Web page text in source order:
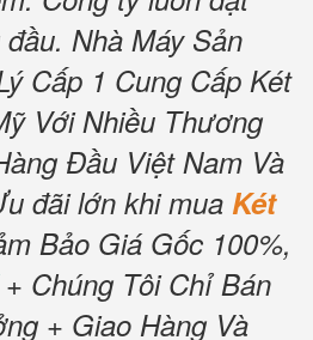
Nhà Máy Sản
Cấp 1 Cung Cấp Két
Với Nhiều Thương
Đầu Việt Nam Và
đãi lớn khi mua Két
Bảo Giá Gốc 100%,
Chúng Tôi Chỉ Bán
+ Giao Hàng Và